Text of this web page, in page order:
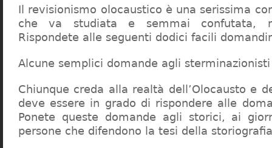
Il revisionismo olocaustico è una serissima
che va studiata e semmai confutata,
Rispondete alle seguenti dodici facili
Alcune semplici domande agli sterminazionisti
Chiunque creda alla realtà dell’Olocausto e
deve essere in grado di rispondere alle
Ponete queste domande agli storici, ai
persone che difendono la tesi della